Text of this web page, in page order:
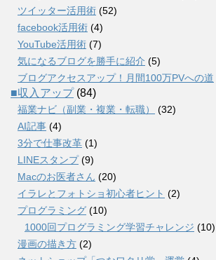
ツイッター活用術 (52)
facebook活用術 (4)
YouTube活用術 (7)
気になるブログを勝手に紹介 (5)
ブログアクセスアップ！月間100万PVへの道
■収入アップ(84)
福業ナビ（副業・複業・転職）
(32)
AI記事 (4)
3分で仕事改革 (1)
LINEスタンプ(9)
Macのお医者さん (20)
イラレとフォトショ初心者ヒント (2)
プログラミング (10)
1000回プログラミング学習チャレンジ (10)
漫画の描き方 (2)